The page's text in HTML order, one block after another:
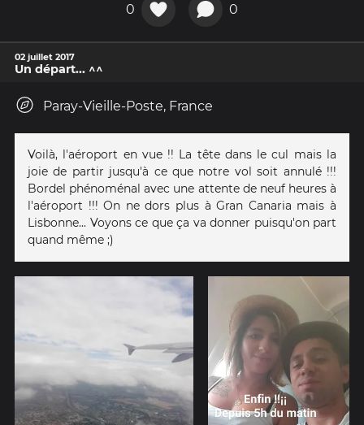
0 0
02 juillet 2017
Un départ... ^^
Paray-Vieille-Poste, France
Voilà, l'aéroport en vue !! La tête dans le cul mais la
joie de partir jusqu'à ce que notre vol soit annulé !!!
Bordel phénoménal avec une attente de neuf heures à
l'aéroport !!! On ne dors plus à Gran Canaria mais à
Lisbonne... Voyons ce que ça va donner puisqu'on part
quand même ;)